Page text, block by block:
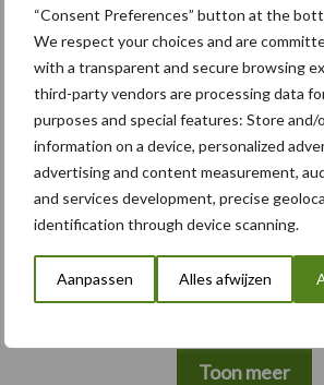
“Consent Preferences” button at the
We respect your choices and are
with a transparent and secure browsing
third-party vendors are processing data
purposes and special features: Store and/
information on a device, personalized
advertising and content measurement,
and services development, precise
identification through device scanning.
Aanpassen Alles afwijzen
Themapagina's
Bemesting Gewas & ruwvoer
Beregening /
Irrigatie
Toon meer